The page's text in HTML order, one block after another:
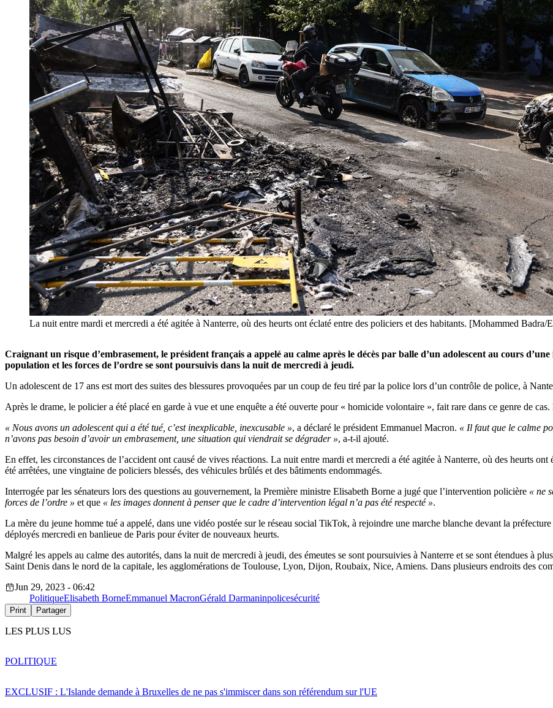
La nuit entre mardi et mercredi a été agitée à Nanterre, où des heurts ont éclaté entre des policiers et des habitants. [Mohammed Badra/
Craignant un risque d’embrasement, le président français a appelé au calme après le décès par balle d’un adolescent au cours
population et les forces de l’ordre se sont poursuivis dans la nuit de mercredi à jeudi.
Un adolescent de 17 ans est mort des suites des blessures provoquées par un coup de feu tiré par la police lors d’un contrôle de police, à
Après le drame, le policier a été placé en garde à vue et une enquête a été ouverte pour « homicide volontaire », fait rare dans ce genre de
« Nous avons un adolescent qui a été tué, c’est inexplicable, inexcusable », a déclaré le président Emmanuel Macron. « Il faut que le calme
n’avons pas besoin d’avoir un embrasement, une situation qui viendrait se dégrader », a-t-il ajouté.
En effet, les circonstances de l’accident ont causé de vives réactions. La nuit entre mardi et mercredi a été agitée à Nanterre, où des heurts
été arrêtées, une vingtaine de policiers blessés, des véhicules brûlés et des bâtiments endommagés.
Interrogée par les sénateurs lors des questions au gouvernement, la Première ministre Elisabeth Borne a jugé que l’intervention policière « ne
forces de l’ordre » et que « les images donnent à penser que le cadre d’intervention légal n’a pas été respecté ».
La mère du jeune homme tué a appelé, dans une vidéo postée sur le réseau social TikTok, à rejoindre une marche blanche devant la
déployés mercredi en banlieue de Paris pour éviter de nouveaux heurts.
Malgré les appels au calme des autorités, dans la nuit de mercredi à jeudi, des émeutes se sont poursuivies à Nanterre et se sont étendues à
Saint Denis dans le nord de la capitale, les agglomérations de Toulouse, Lyon, Dijon, Roubaix, Nice, Amiens. Dans plusieurs endroits des
Jun 29, 2023 - 06:42
PolitiqueElisabeth BorneEmmanuel MacronGérald Darmaninpolicesécurité
Print Partager
LES PLUS LUS
EXCLUSIF : L'Islande demande à Bruxelles de ne pas s'immiscer dans son référendum sur l'UE
POLITIQUE